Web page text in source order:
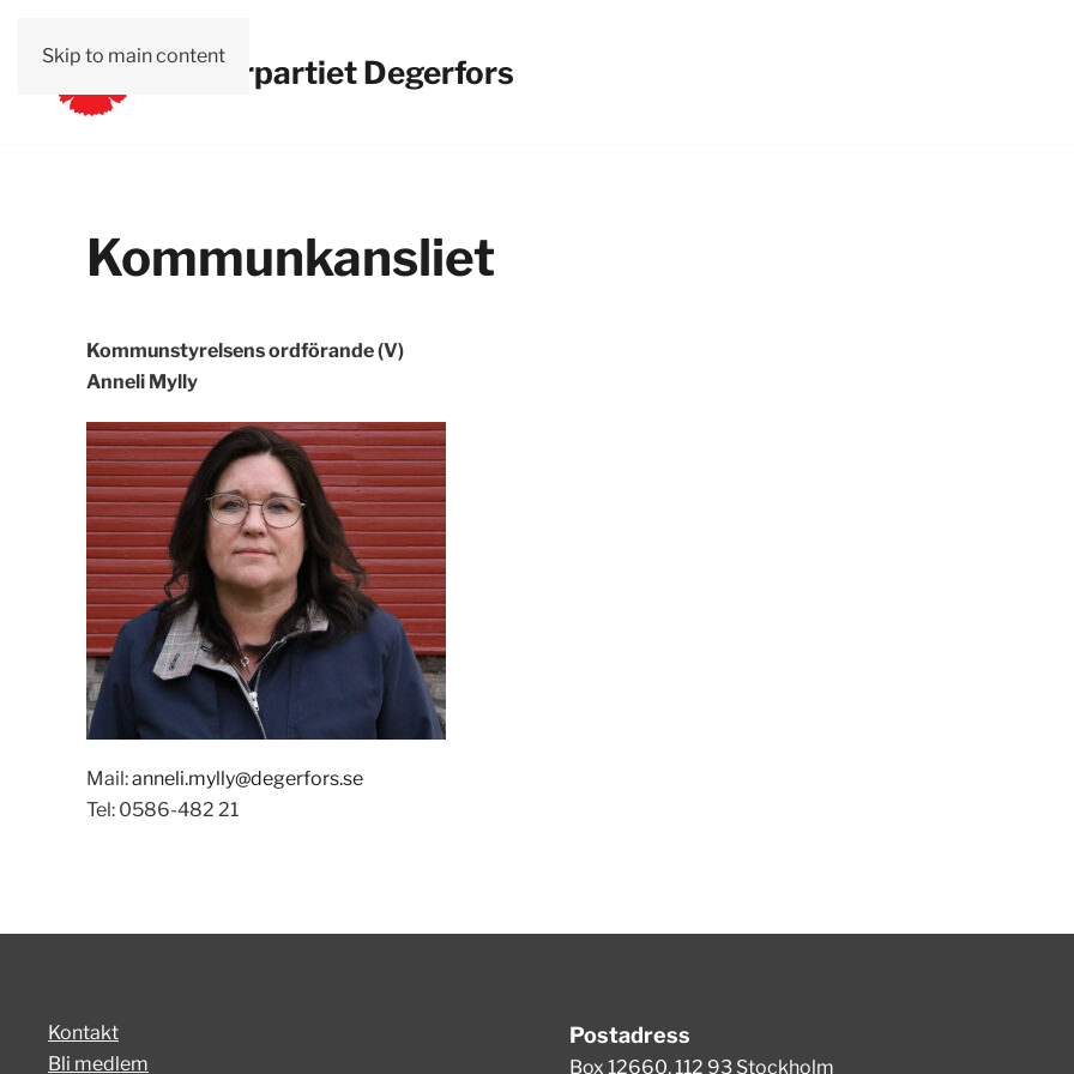
Skip to main contentVänsterpartiet Degerfors
Kommunkansliet
Kommunstyrelsens ordförande (V)
Anneli Mylly
Mail:anneli.mylly@degerfors.se
Tel: 0586-482 21
Kontakt
Bli medlem
Postadress
Box 12660, 112 93 Stockholm